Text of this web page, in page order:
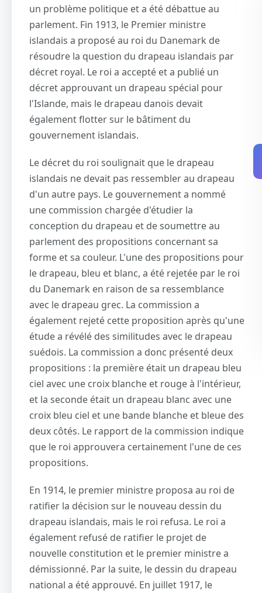
un problème politique et a été débattue au
parlement. Fin 1913, le Premier ministre
islandais a proposé au roi du Danemark de
résoudre la question du drapeau islandais par
décret royal. Le roi a accepté et a publié un
décret approuvant un drapeau spécial pour
l'Islande, mais le drapeau danois devait
également flotter sur le bâtiment du
gouvernement islandais.
Le décret du roi soulignait que le drapeau
islandais ne devait pas ressembler au drapeau
d'un autre pays. Le gouvernement a nommé
une commission chargée d'étudier la
conception du drapeau et de soumettre au
parlement des propositions concernant sa
forme et sa couleur. L'une des propositions pour
le drapeau, bleu et blanc, a été rejetée par le roi
du Danemark en raison de sa ressemblance
avec le drapeau grec. La commission a
également rejeté cette proposition après qu'une
étude a révélé des similitudes avec le drapeau
suédois. La commission a donc présenté deux
propositions : la première était un drapeau bleu
ciel avec une croix blanche et rouge à l'intérieur,
et la seconde était un drapeau blanc avec une
croix bleu ciel et une bande blanche et bleue des
deux côtés. Le rapport de la commission indique
que le roi approuvera certainement l'une de ces
propositions.
En 1914, le premier ministre proposa au roi de
ratifier la décision sur le nouveau dessin du
drapeau islandais, mais le roi refusa. Le roi a
également refusé de ratifier le projet de
nouvelle constitution et le premier ministre a
démissionné. Par la suite, le dessin du drapeau
national a été approuvé. En juillet 1917, le